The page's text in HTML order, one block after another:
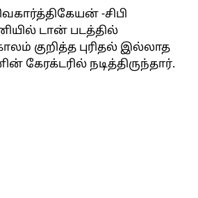
-சிபி
டான் படத்தில்
குறித்த புரிதல் இல்லாத
கேரக்டரில் நடித்திருந்தார்.